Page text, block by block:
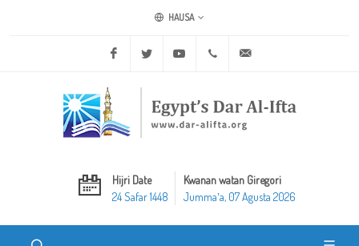
HAUSA
Facebook Twitter Youtube +20 2 25970400
Hijri Date
24 Safar 1448
Kwanan watan Giregori
Jummaʼa, 07 Agusta 2026